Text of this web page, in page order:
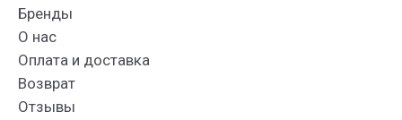
Бренды
О нас
Оплата и доставка
Возврат
Отзывы